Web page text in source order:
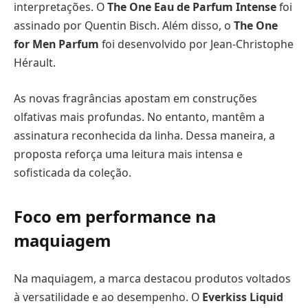
interpretações. OThe One Eau de Parfum Intensefoi
assinado por Quentin Bisch. Além disso, o The One
for Men Parfum foi desenvolvido por Jean-Christophe
Hérault.
As novas fragrâncias apostam em construções
olfativas mais profundas. No entanto, mantêm a
assinatura reconhecida da linha. Dessa maneira, a
proposta reforça uma leitura mais intensa e
sofisticada da coleção.
Foco em performance na
maquiagem
Na maquiagem, a marca destacou produtos voltados
à versatilidade e ao desempenho. O Everkiss Liquid